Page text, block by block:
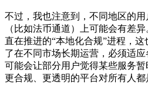
不过，我也注意到，不同地区的
（比如法币通道）上可能会有差
直在推进的“本地化合规”进程，
了在不同市场长期运营，必须适
可能会让部分用户觉得某些服务
更合规、更透明的平台对所有人都